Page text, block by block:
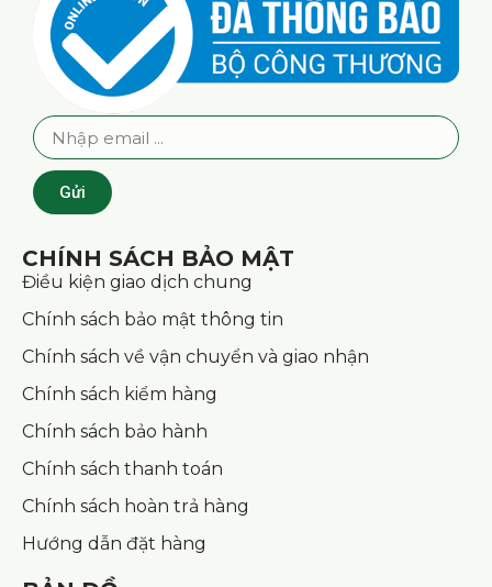
Gửi
CHÍNH SÁCH BẢO MẬT
Điều kiện giao dịch chung
Chính sách bảo mật thông tin
Chính sách về vận chuyển và giao nhận
Chính sách kiểm hàng
Chính sách bảo hành
Chính sách thanh toán
Chính sách hoàn trả hàng
Hướng dẫn đặt hàng